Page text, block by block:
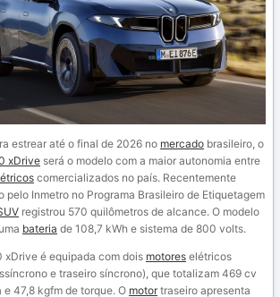
estrear até o final de 2026 no mercado brasileiro, o
xDrive será o modelo com a maior autonomia entre
comercializados no país. Recentemente
pelo Inmetro no Programa Brasileiro de Etiquetagem
registrou 570 quilômetros de alcance. O modelo
bateria de 108,7 kWh e sistema de 800 volts.
xDrive é equipada com dois motores elétricos
e traseiro síncrono), que totalizam 469 cv
47,8 kgfm de torque. O motortraseiro apresenta